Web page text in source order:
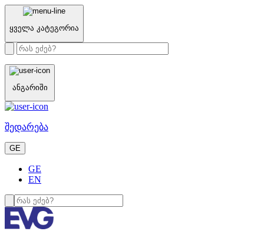
ყველა კატეგორია
ანგარიში
შედარება
GE
GE
EN